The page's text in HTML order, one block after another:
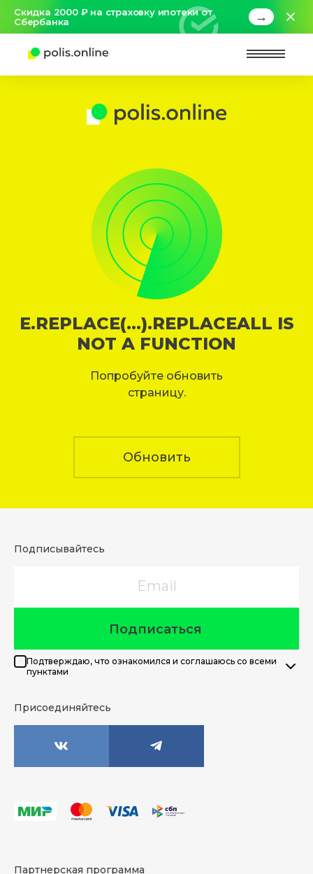
Скидка 2000 ₽ на страховку ипотеки от
Сбербанка
→
E.REPLACE(...).REPLACEALL IS
NOT A FUNCTION
Попробуйте обновить
страницу.
Обновить
Подписывайтесь
Подписаться
Подтверждаю, что ознакомился и соглашаюсь со всеми
пунктами
Присоединяйтесь
Партнерская программа